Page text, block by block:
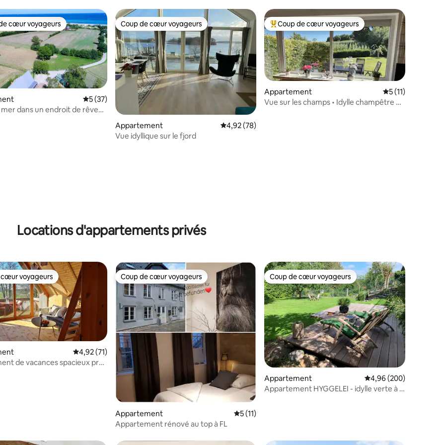
la base de 18 commentaires : 5 sur 5
cœur voyageurs les plus appréciés
cœur voyageurs
Évaluation moyenne sur la base de 37 commentaires : 5 sur 5
5 (37)
mer dans un endroit de rêve
Coup de cœur voyageurs
Coup de cœur voyageurs
Appartement Évaluation moyenne sur la base de 78 commentaires : 4,92 sur 5
4,92 (78)
Vue idyllique sur le fjord
Coups de cœur voyageurs les plus appréciés
Coup de cœur voyageurs
Appartement Évaluation
5 (11)
Vue sur les champs • Idylle champêtre et
Locations d'appartements privés
base de 82 commentaires : 4,96 sur 5
cœur voyageurs
voyageurs
Évaluation moyenne sur la base de 71 commentaires : 4,92 sur 5
4,92 (71)
de vacances spacieux près
Coup de cœur voyageurs
Coup de cœur voyageurs
Appartement Évaluation moyenne sur la base de 11 commentaires : 5 sur 5
5 (11)
Appartement rénové au top à FL
Coup de cœur voyageurs
Coup de cœur voyageurs
Appartement Évaluation moyenne
4,96 (200)
Appartement HYGGELEI - idylle verte à la